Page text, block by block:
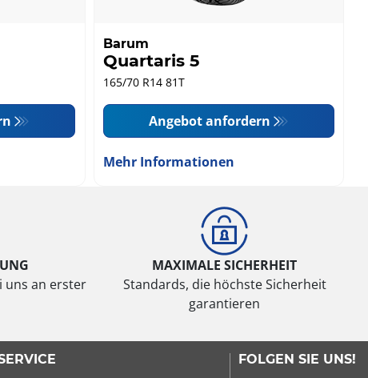
Barum
Quartaris 5
165/70 R14 81T
Angebot anfordern
Mehr Informationen
uns an erster
MAXIMALE SICHERHEIT
Standards, die höchste Sicherheit
garantieren
FOLGEN SIE UNS!